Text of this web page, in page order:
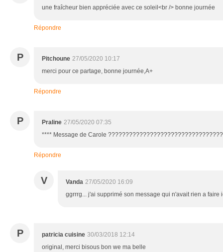
une fraîcheur bien appréciée avec ce soleil<br /> bonne journée
Répondre
P Pitchoune 27/05/2020 10:17
merci pour ce partage, bonne journée,A+
Répondre
P Praline 27/05/2020 07:35
**** Message de Carole
Répondre
V Vanda 27/05/2020 16:09
ggrrrg... j'ai supprimé son message qui n'avait rien a faire
P patricia cuisine 30/03/2018 12:14
original, merci bisous bon we ma belle